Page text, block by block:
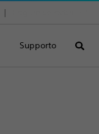
Supporto
Cerca